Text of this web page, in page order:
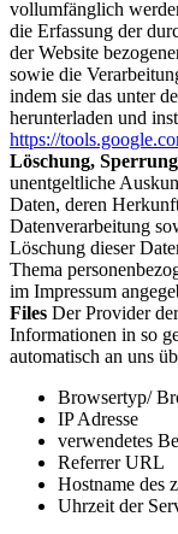
vollumfänglich
die Erfassung der
der Website
sowie die
indem sie das unter
herunterladen und
https://
Löschung, Sperrung
unentgeltliche
Daten, deren
Datenverarbeitung
Löschung dieser
Thema
im Impressum
Files Der Provider
Informationen in so
automatisch an uns
Browsertyp/
IP Adresse
verwendetes
Referrer URL
Hostname des
Uhrzeit der